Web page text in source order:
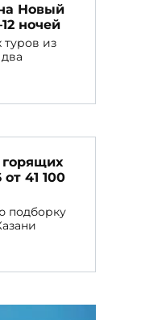
Новый
ночей
туров из
горящих
41 100
подборку